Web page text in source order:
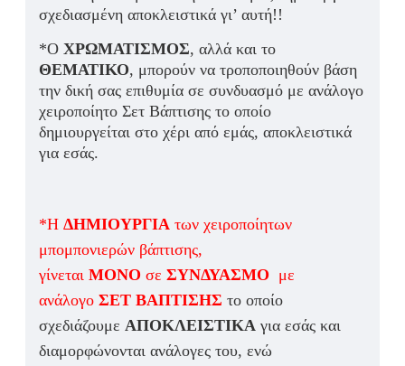
σχεδιασμένη αποκλειστικά γι’ αυτή!!
*Ο ΧΡΩΜΑΤΙΣΜΟΣ, αλλά και το
ΘΕΜΑΤΙΚΟ, μπορούν να τροποποιηθούν βάση
την δική σας επιθυμία σε συνδυασμό με ανάλογο
χειροποίητο Σετ Βάπτισης το οποίο
δημιουργείται στο χέρι από εμάς, αποκλειστικά
για εσάς.
*Η ΔΗΜΙΟΥΡΓΙΑ των χειροποίητων
μπομπονιερών βάπτισης,
γίνεται ΜΟΝΟ σε ΣΥΝΔΥΑΣΜΟ με
ανάλογο ΣΕΤ ΒΑΠΤΙΣΗΣ το οποίο
σχεδιάζουμε ΑΠΟΚΛΕΙΣΤΙΚΑ για εσάς και
διαμορφώνονται ανάλογες του, ενώ